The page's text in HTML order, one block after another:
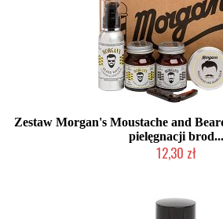
Zestaw Morgan's Moustache and
pielęgnacji brod...
12,30 zł